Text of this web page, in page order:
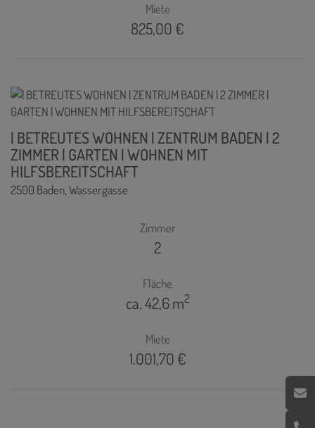
Miete
825,00 €
| BETREUTES WOHNEN | ZENTRUM BADEN | 2
ZIMMER | GARTEN | WOHNEN MIT
HILFSBEREITSCHAFT
2500 Baden, Wassergasse
Zimmer
2
Fläche
ca. 42,6 m2
Miete
1.001,70 €